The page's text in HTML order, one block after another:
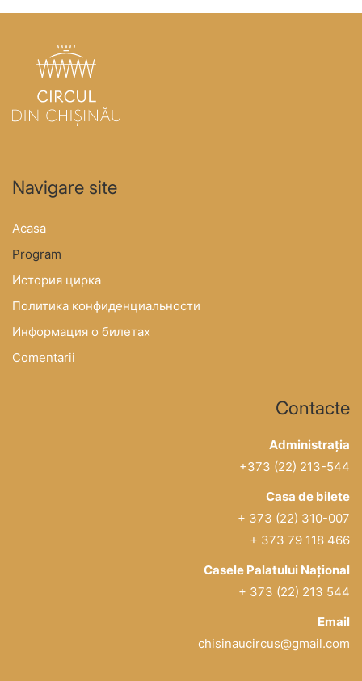
Navigare site
Acasa
Program
История цирка
Политика конфиденциальности
Информация о билетах
Comentarii
Contacte
Administrația
+373 (22) 213-544
Casa de bilete
+ 373 (22) 310-007
+ 373 79 118 466
Casele Palatului Național
+ 373 (22) 213 544
Email
chisinaucircus@gmail.com